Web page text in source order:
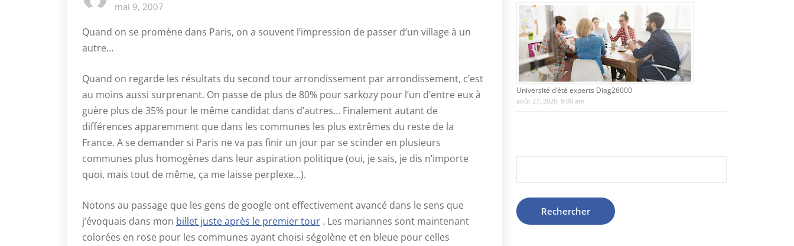
mai 9, 2007
Quand on se promène dans Paris, on a souvent l’impression de passer d’un village à un
autre…
Quand on regarde les résultats du second tour arrondissement par arrondissement, c’est
au moins aussi surprenant. On passe de plus de 80% pour sarkozy pour l’un d’entre eux à
guère plus de 35% pour le même candidat dans d’autres… Finalement autant de
différences apparemment que dans les communes les plus extrêmes du reste de la
France. A se demander si Paris ne va pas finir un jour par se scinder en plusieurs
communes plus homogènes dans leur aspiration politique (oui, je sais, je dis n’importe
quoi, mais tout de même, ça me laisse perplexe…).
Notons au passage que les gens de google ont effectivement avancé dans le sens que
j’évoquais dans mon billet juste après le premier tour . Les mariannes sont maintenant
colorées en rose pour les communes ayant choisi ségolène et en bleue pour celles
Université d’été experts Diag26000
août 27, 2026, 9:00 am